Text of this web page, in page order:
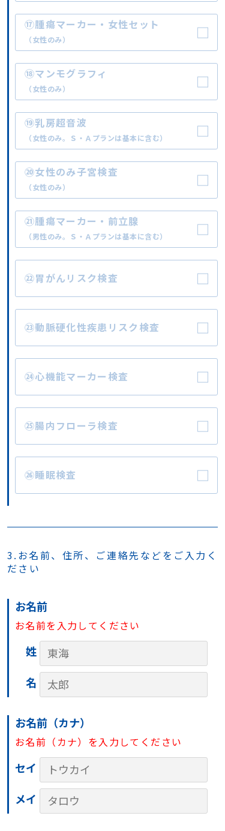
⑰腫瘍マーカー・女性セット
（女性のみ）
⑱マンモグラフィ
（女性のみ）
⑲乳房超音波
（女性のみ。Ｓ・Ａプランは基本に含む）
⑳女性のみ子宮検査
（女性のみ）
㉑腫瘍マーカー・前立腺
（男性のみ。Ｓ・Ａプランは基本に含む）
㉒胃がんリスク検査
㉓動脈硬化性疾患リスク検査
㉔心機能マーカー検査
㉕腸内フローラ検査
㉖睡眠検査
3.お名前、住所、ご連絡先などをご入力く
ださい
お名前
お名前を入力してください
姓
名
お名前（カナ）
お名前（カナ）を入力してください
セイ
メイ